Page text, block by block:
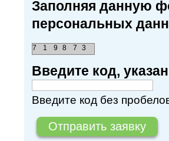
Заполняя данную
персональных
9 8
1
7 7 3
Введите код,
Введите код без